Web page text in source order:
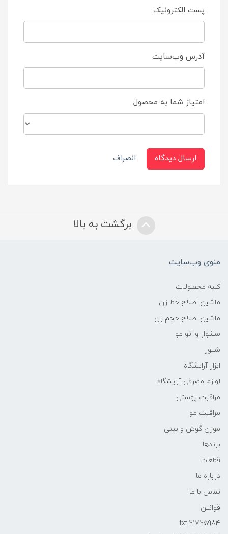
پست الکترونیک
آدرس وب‌سایت
امتیاز شما به محصول
ارسال دیدگاه انصراف
برگشت به بالا
منوی وب‌سایت
کلیه محصولات
ماشین اصلاح خط زن
ماشین اصلاح حجم زن
سشوار و اتو مو
شیور
ابزار آرایشگاه
لوازم مصرفی آرایشگاه
مراقبت پوستی
مراقبت مو
موزن گوش و بینی
برندها
قطعات
درباره ما
تماس با ما
قوانین
21725984.txt